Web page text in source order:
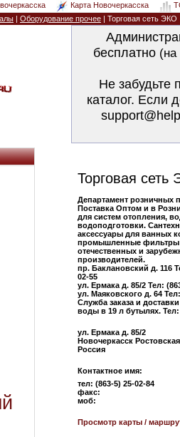
Карта Новочеркасска
| Оборудование прочее | Торговая сеть ЭКО
бесплатно
Не забудьте
каталог. Если
Торговая сеть
Департамент розничных
Поставка Оптом и в
для систем отопления,
водоподготовки.
аксессуары для ванных
промышленные фильтры
отечественных и
производителей.
пр. Баклановский д. 116
02-55
ул. Ермака д. 85/2 Тел:
ул. Маяковского д. 64
Служба заказа и
воды в 19 л бутылях. Тел:
ул. Ермака д. 85/2
Новочеркасск
Россия
Контактное имя:
тел: (863-5) 25-02-84
факс:
моб:
Просмотр карты /